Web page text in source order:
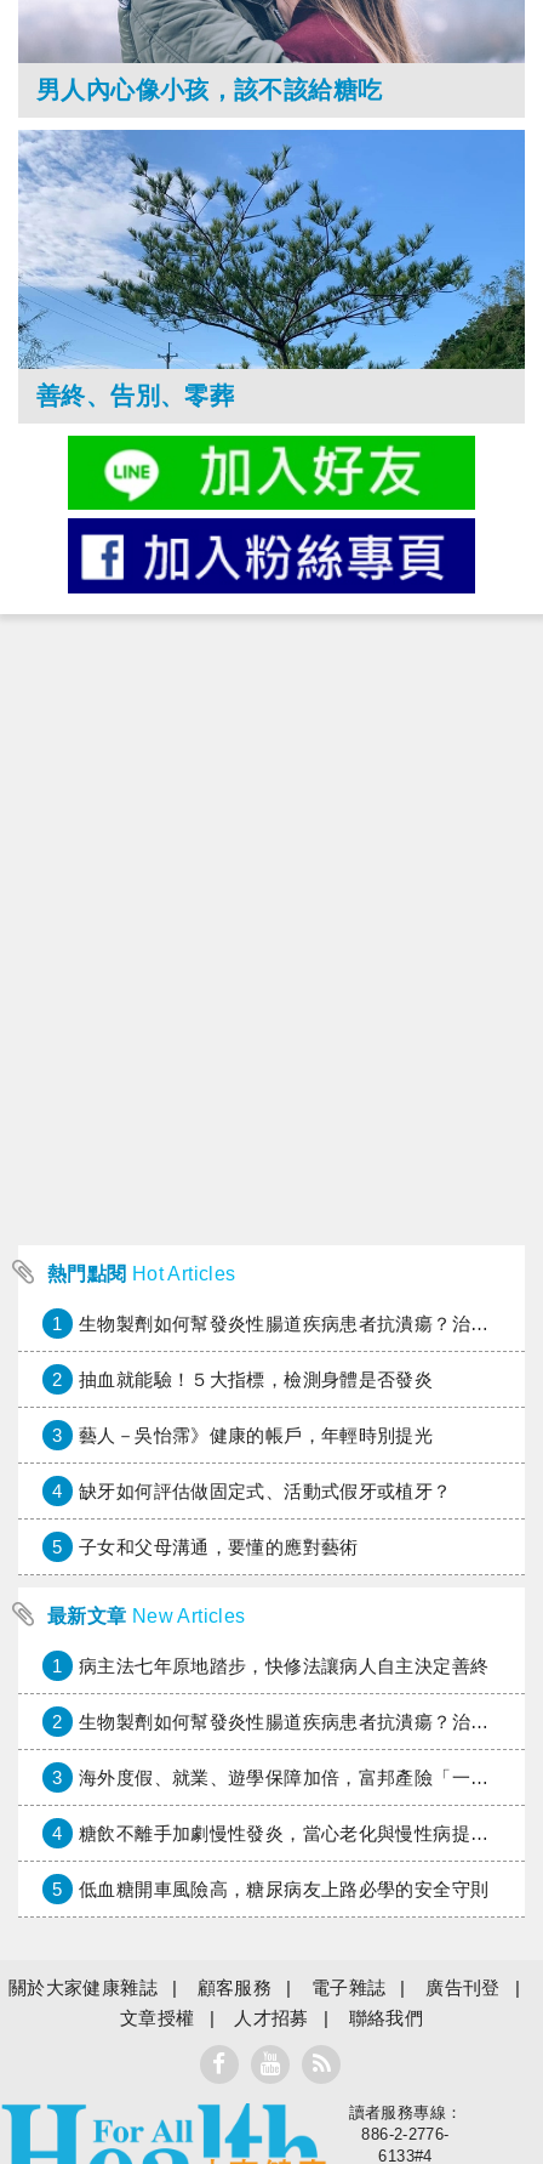
男人內心像小孩，該不該給糖吃
善終、告別、零葬
熱門點閱 Hot Articles
1 生物製劑如何幫發炎性腸道疾病患者抗潰瘍？治療進展與健保給付困境一次看
2 抽血就能驗！５大指標，檢測身體是否發炎
3 藝人－吳怡霈》健康的帳戶，年輕時別提光
4 缺牙如何評估做固定式、活動式假牙或植牙？
5 子女和父母溝通，要懂的應對藝術
最新文章 New Articles
1 病主法七年原地踏步，快修法讓病人自主決定善終
2 生物製劑如何幫發炎性腸道疾病患者抗潰瘍？治療進展與健保給付困境一次看
3 海外度假、就業、遊學保障加倍，富邦產險「一期逐夢」專案加碼遠距醫療與緊急救援
4 糖飲不離手加劇慢性發炎，當心老化與慢性病提早報到
5 低血糖開車風險高，糖尿病友上路必學的安全守則
關於大家健康雜誌 顧客服務 電子雜誌
廣告刊登
文章授權
人才招募 聯絡我們
大家健康
讀者服務專線：
886-2-2776-
6133#4